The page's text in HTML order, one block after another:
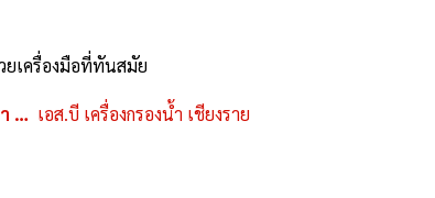
ยเครื่องมือที่ทันสมัย
… เอส.บี เครื่องกรองน้ำ เชียงราย